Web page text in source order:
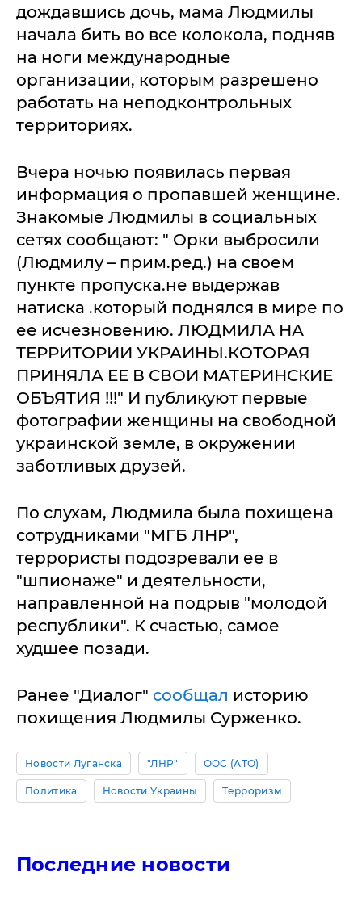
дождавшись дочь, мама Людмилы
начала бить во все колокола, подняв
на ноги международные
организации, которым разрешено
работать на неподконтрольных
территориях.
Вчера ночью появилась первая
информация о пропавшей женщине.
Знакомые Людмилы в социальных
сетях сообщают: " Орки выбросили
(Людмилу – прим.ред.) на своем
пункте пропуска.не выдержав
натиска .который поднялся в мире по
ее исчезновению. ЛЮДМИЛА НА
ТЕРРИТОРИИ УКРАИНЫ.КОТОРАЯ
ПРИНЯЛА ЕЕ В СВОИ МАТЕРИНСКИЕ
ОБЪЯТИЯ !!!" И публикуют первые
фотографии женщины на свободной
украинской земле, в окружении
заботливых друзей.
По слухам, Людмила была похищена
сотрудниками "МГБ ЛНР",
террористы подозревали ее в
"шпионаже" и деятельности,
направленной на подрыв "молодой
республики". К счастью, самое
худшее позади.
Ранее "Диалог" сообщал историю
похищения Людмилы Сурженко.
Новости Луганска "ЛНР" ООС (АТО)
Политика Новости Украины Терроризм
Последние новости